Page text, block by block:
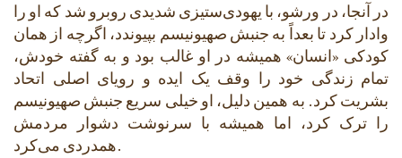
در آنجا، در ورشو، با یهودی‌ستیزی شدیدی روبرو شد که او را
وادار کرد تا بعداً به جنبش صهیونیسم بپیوندد، اگرچه از همان
کودکی «انسان» همیشه در او غالب بود و به گفته خودش،
تمام زندگی خود را وقف یک ایده و رویای اصلی اتحاد
بشریت کرد. به همین دلیل، او خیلی سریع جنبش صهیونیسم
را ترک کرد، اما همیشه با سرنوشت دشوار مردمش
همدردی می‌کرد.